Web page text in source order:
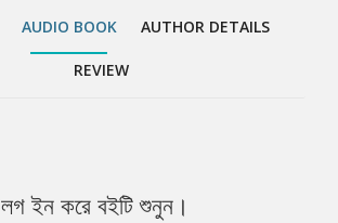
AUDIO BOOK AUTHOR DETAILS
REVIEW
লগ ইন করে বইটি শুনুন।